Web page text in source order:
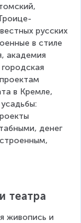
русских
в стиле
академия
в Кремле,
денег
театра
живопись и